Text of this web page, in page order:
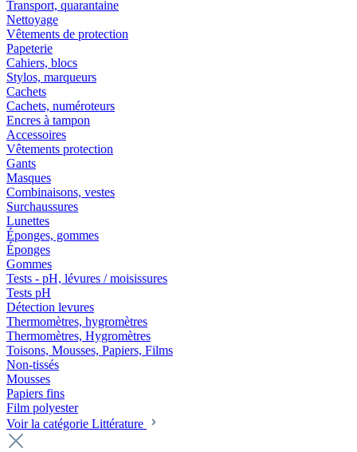
Transport, quarantaine
Nettoyage
Vêtements de protection
Papeterie
Cahiers, blocs
Stylos, marqueurs
Cachets
Cachets, numéroteurs
Encres à tampon
Accessoires
Vêtements protection
Gants
Masques
Combinaisons, vestes
Surchaussures
Lunettes
Éponges, gommes
Éponges
Gommes
Tests - pH, lévures / moisissures
Tests pH
Détection levures
Thermomètres, hygromètres
Thermomètres, Hygromètres
Toisons, Mousses, Papiers, Films
Non-tissés
Mousses
Papiers fins
Film polyester
Voir la catégorie Littérature